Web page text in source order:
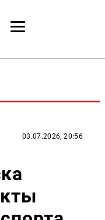
03.07.2026, 20:56